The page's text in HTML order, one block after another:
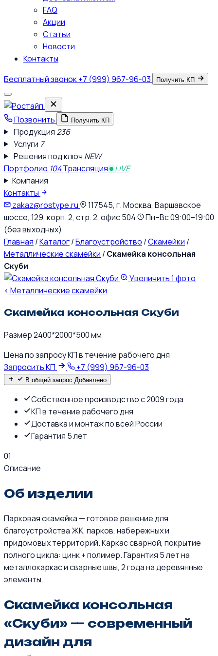
FAQ
Акции
Статьи
Новости
Контакты
Бесплатный звонок+7 (999) 967-96-03 Получить КП
Позвонить Получить КП
Продукция 236
Услуги 7
Решения под ключ NEW
Портфолио 104Трансляция LIVE
Компания
Контакты
zakaz@rostype.ru
117545, г. Москва, Варшавское
шоссе, 129, корп. 2, стр. 2, офис 504
Пн–Вс 09:00–19:00
(без выходных)
Главная /Каталог/Благоустройство /Скамейки /
Металлические скамейки /Скамейка консольная
Скуби
Увеличить1 фото
Металлические скамейки
Скамейка консольная Скуби
Размер 2400*2000*500 мм
Цена по запросуКП в течение рабочего дня
Запросить КП
+7 (999) 967-96-03
В общий запрос Добавлено
Собственное производство с 2009 года
КП в течение рабочего дня
Доставка и монтаж по всей России
Гарантия 5 лет
01
Описание
Об изделии
Парковая скамейка — готовое решение для
благоустройства ЖК, парков, набережных и
придомовых территорий. Каркас сварной, покрытие
полного цикла: цинк + полимер. Гарантия 5 лет на
металлокаркас и сварные швы, 2 года на деревянные
элементы.
Скамейка консольная
«Скуби» — современный
дизайн для